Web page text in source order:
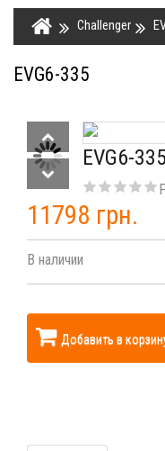
Challenger
EVG6-335
EVG6-335
11798 грн.
В наличии
Добавить в